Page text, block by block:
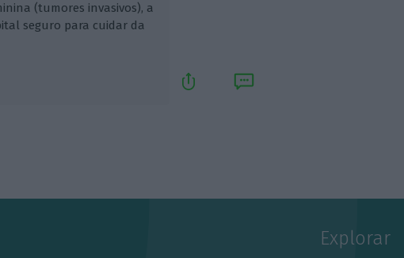
(tumores invasivos), a
seguro para cuidar da
Explorar